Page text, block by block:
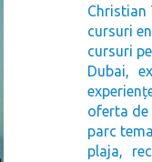
Christian
cursuri
cursuri
Dubai
oferta de
parc
plaja